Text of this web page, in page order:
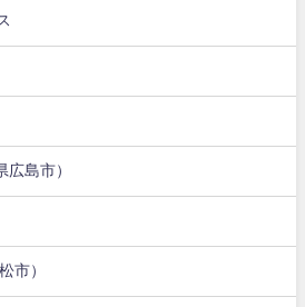
島市）
市）